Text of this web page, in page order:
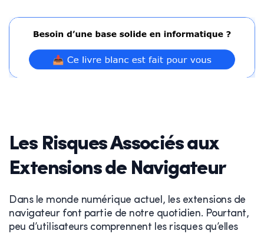
Les Risques Associés aux
Extensions de Navigateur
Dans le monde numérique actuel, les extensions de
navigateur font partie de notre quotidien. Pourtant,
peu d’utilisateurs comprennent les risques qu’elles